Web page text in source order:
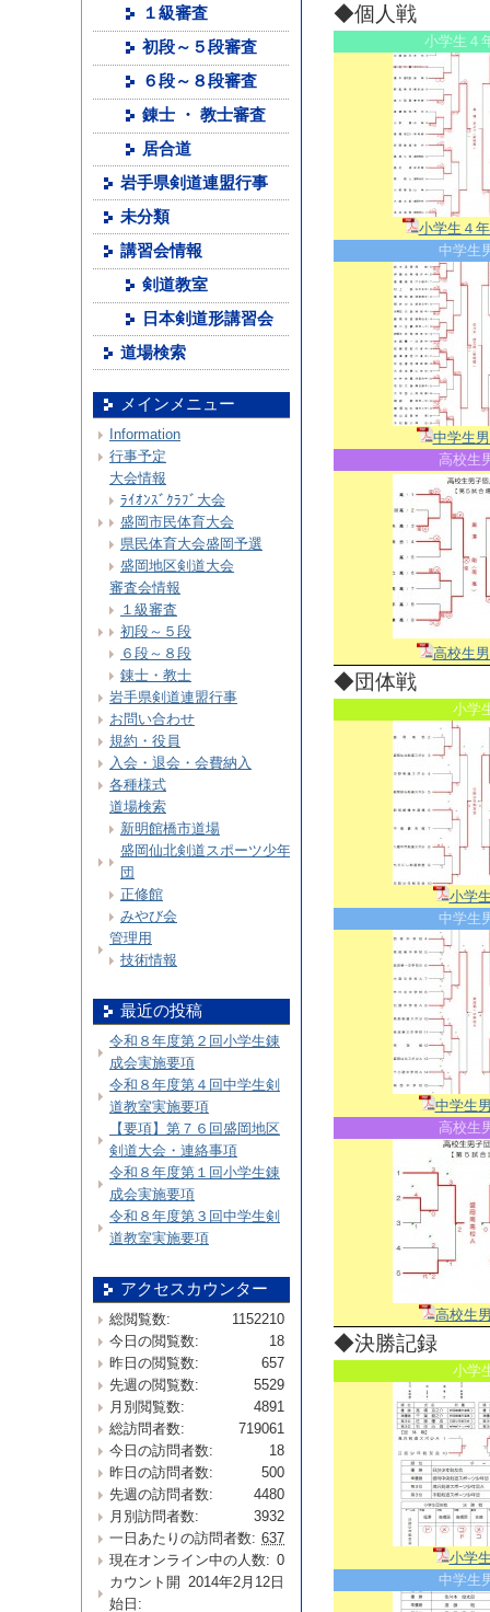
◆個人戦
小学生４
小学生４
中学生
中学生
高校生
高校生
◆団体戦
小学
小学
中学生
中学生
高校生
高校生
◆決勝記録
小学
小学
中学生
１級審査
初段～５段審査
６段～８段審査
錬士 ・ 教士審査
居合道
岩手県剣道連盟行事
未分類
講習会情報
剣道教室
日本剣道形講習会
道場検索
メインメニュー
Information
行事予定
大会情報
ﾗｲｵﾝｽﾞｸﾗﾌﾞ大会
盛岡市民体育大会
県民体育大会盛岡予選
盛岡地区剣道大会
審査会情報
１級審査
初段～５段
６段～８段
錬士・教士
岩手県剣道連盟行事
お問い合わせ
規約・役員
入会・退会・会費納入
各種様式
道場検索
新明館橋市道場
盛岡仙北剣道スポーツ少年
団
正修館
みやび会
管理用
技術情報
最近の投稿
令和８年度第２回小学生錬
成会実施要項
令和８年度第４回中学生剣
道教室実施要項
【要項】第７６回盛岡地区
剣道大会・連絡事項
令和８年度第１回小学生錬
成会実施要項
令和８年度第３回中学生剣
道教室実施要項
アクセスカウンター
1152210
総閲覧数:
18
今日の閲覧数:
657
昨日の閲覧数:
5529
先週の閲覧数:
4891
月別閲覧数:
719061
総訪問者数:
18
今日の訪問者数:
500
昨日の訪問者数:
4480
先週の訪問者数:
3932
月別訪問者数:
637
一日あたりの訪問者数:
0
現在オンライン中の人数:
2014年2月12日
カウント開
始日: